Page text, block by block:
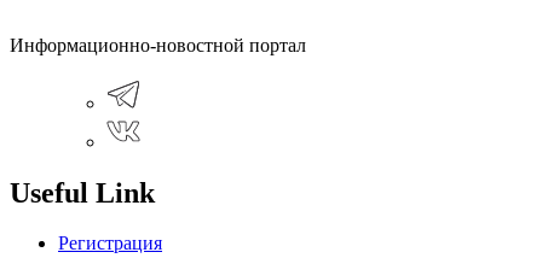
Информационно-новостной портал
Useful Link
Регистрация